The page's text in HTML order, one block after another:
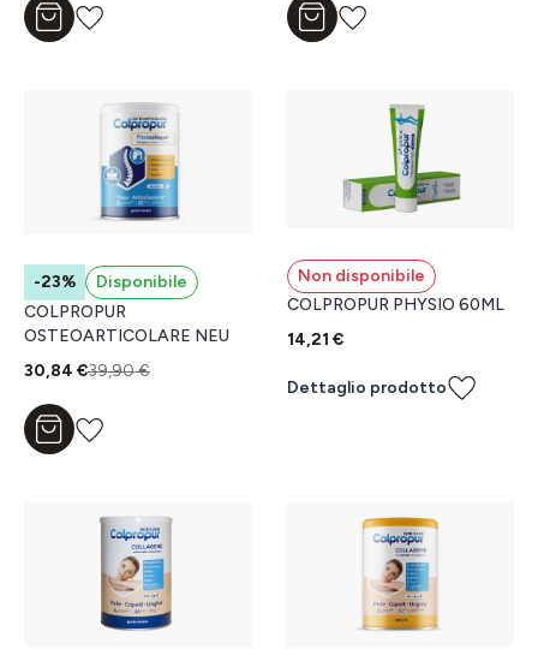
Aggiungi al carrello Aggiungi al carrello
-23%
Disponibile
COLPROPUR
OSTEOARTICOLARE NEU
30,84 €39,90 €
Aggiungi al carrello
Non disponibile
COLPROPUR PHYSIO 60ML
14,21 €
Dettaglio prodotto